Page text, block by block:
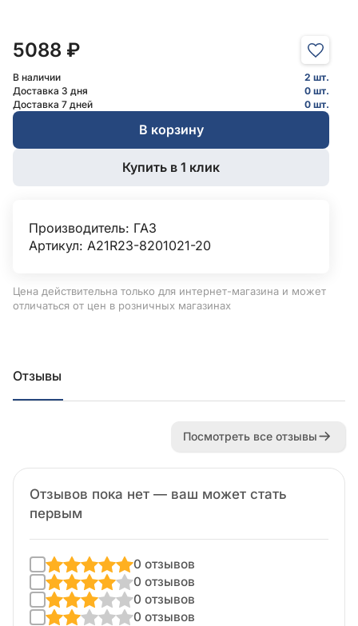
5088 ₽
В наличии
2 шт.
Доставка 3 дня
0 шт.
Доставка 7 дней
0 шт.
В корзину
Купить в 1 клик
Производитель: ГАЗ
Артикул: A21R23-8201021-20
Цена действительна только для интернет-магазина и может
отличаться от цен в розничных магазинах
Отзывы
Посмотреть все отзывы
Отзывов пока нет — ваш может стать
первым
0 отзывов
0 отзывов
0 отзывов
0 отзывов